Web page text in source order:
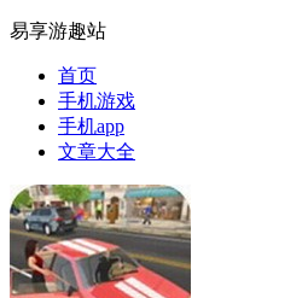
易享游趣站
首页
手机游戏
手机app
文章大全